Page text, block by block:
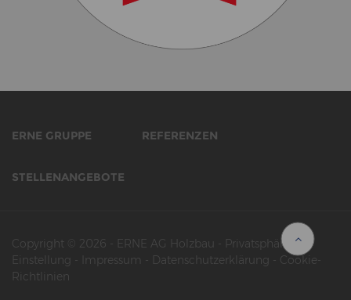
ERNE GRUPPE REFERENZEN
STELLENANGEBOTE
Copyright © 2026 - ERNE AG Holzbau - Privatsphäre-
Einstellung - Impressum - Datenschutzerklärung - Cookie-
Richtlinien